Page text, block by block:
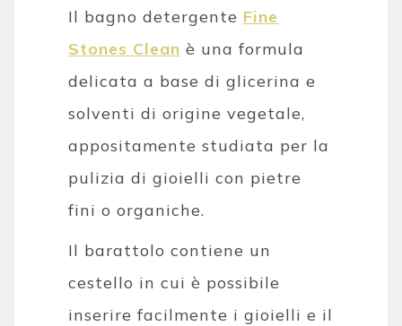
Il bagno detergente Fine
Stones Clean è una formula
delicata a base di glicerina e
solventi di origine vegetale,
appositamente studiata per la
pulizia di gioielli con pietre
fini o organiche.
Il barattolo contiene un
cestello in cui è possibile
inserire facilmente i gioielli e il